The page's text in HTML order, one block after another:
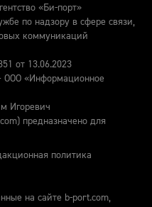
«Би-порт»
по надзору в сфере связи,
коммуникаций
от 13.06.2023
ООО «Информационное
Игоревич
предназначено для
политика
на сайте b-port.com,